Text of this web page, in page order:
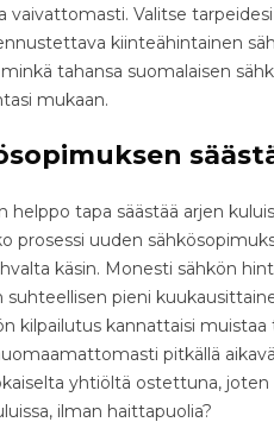
vaivattomasti. Valitse
kiinteähintainen
tahansa suomalaisen
mukaan.
tapa säästää arjen
prosessi uuden
käsin. Monesti sähkön
suhteellisen pieni
kilpailutus kannattaisi
pitkällä
yhtiöltä ostettuna,
ilman haittapuolia?